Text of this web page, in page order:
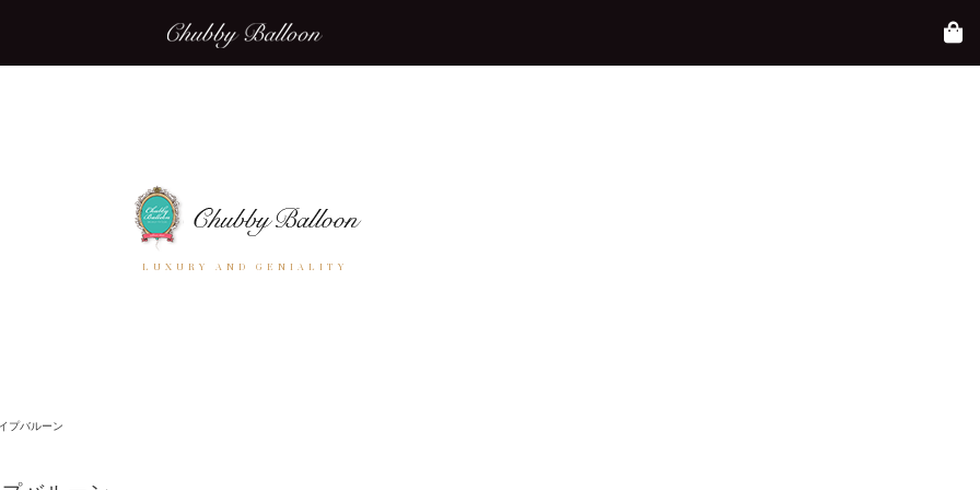
LUXURY AND GENIALITY
プバルーン